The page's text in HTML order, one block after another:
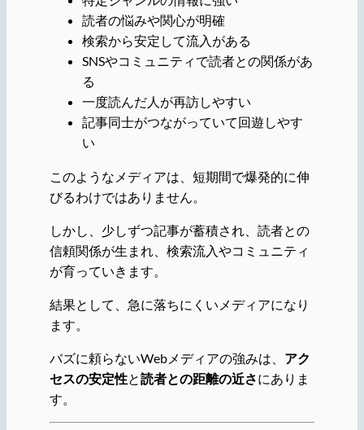
読者の悩みや関心が明確
検索から安定して流入がある
SNSやコミュニティで読者との関係があ
る
一度読んだ人が再訪しやすい
記事同士がつながっていて回遊しやす
い
このようなメディアは、短期間で爆発的に伸
びるわけではありません。
しかし、少しずつ記事が蓄積され、読者との
信頼関係が生まれ、検索流入やコミュニティ
が育っていきます。
結果として、急に落ちにくいメディアになり
ます。
バズに頼らないWebメディアの強みは、 アク
セスの安定性と読者との距離の近さにありま
す。